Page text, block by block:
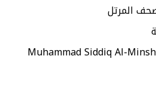
المرتل
Muhammad Siddiq Al-